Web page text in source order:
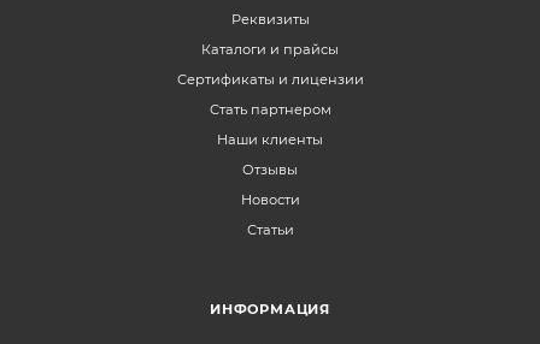
Реквизиты
Каталоги и прайсы
Сертификаты и лицензии
Стать партнером
Наши клиенты
Отзывы
Новости
Статьи
ИНФОРМАЦИЯ